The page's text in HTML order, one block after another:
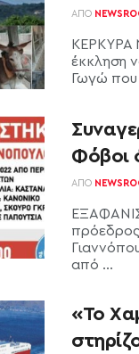
ΑΠΌ
ΚΕΡΚΥΡΑ
έκκληση
Γωγώ που
Φόβοι
ΑΠΌ
από ...
«Το